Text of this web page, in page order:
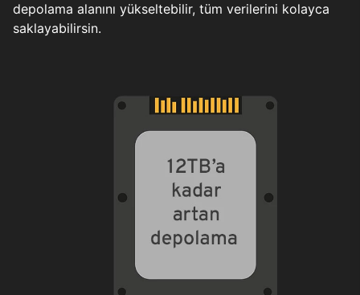
depolama alanını yükseltebilir, tüm verilerini kolayca
saklayabilirsin.